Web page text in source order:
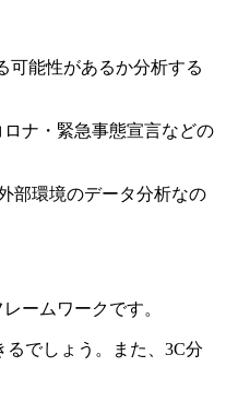
可能性があるか分析する
ナ・緊急事態宣言などの
部環境のデータ分析なの
ームワークです。
でしょう。また、3C分